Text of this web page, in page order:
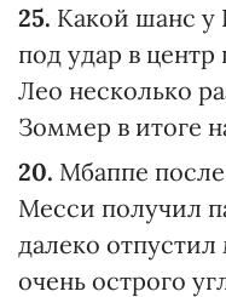
25. Какой шанс
под удар в
Лео несколько
Зоммер в итоге
20. Мбаппе
Месси получил
далеко
очень острого